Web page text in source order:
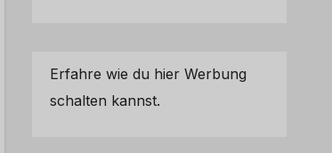
Erfahre wie du hier Werbung
schalten kannst.